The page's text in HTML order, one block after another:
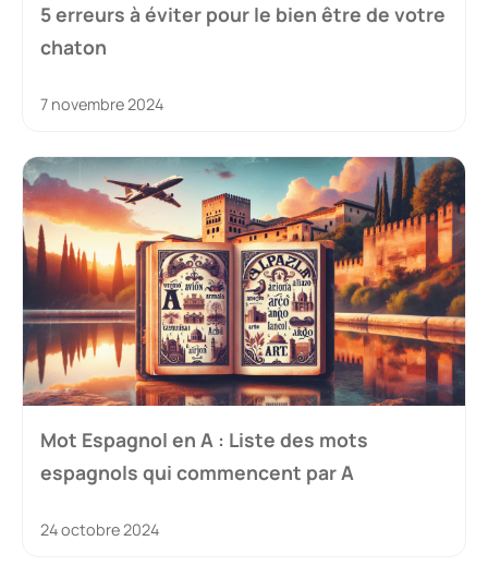
5 erreurs à éviter pour le bien être de votre
chaton
7 novembre 2024
Mot Espagnol en A : Liste des mots
espagnols qui commencent par A
24 octobre 2024